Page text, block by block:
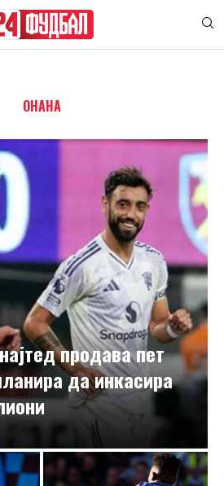
ОНАНА
продава пет
да инкасира